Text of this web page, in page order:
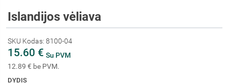
Islandijos vėliava
SKU Kodas: 8100-04
15.60 € Su PVM
12.89 € be PVM.
DYDIS